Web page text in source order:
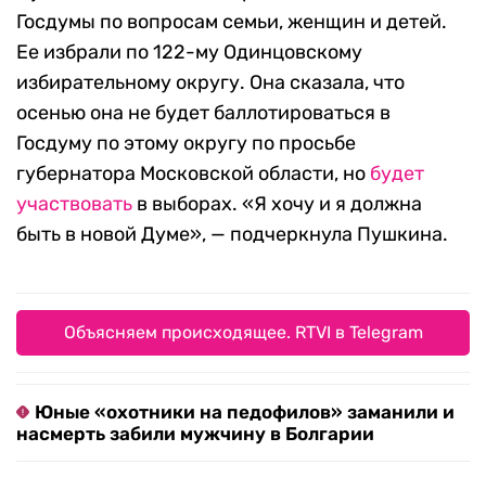
Госдумы по вопросам семьи, женщин и детей.
Ее избрали по 122-му Одинцовскому
избирательному округу. Она сказала, что
осенью она не будет баллотироваться в
Госдуму по этому округу по просьбе
губернатора Московской области, но будет
участвовать в выборах. «Я хочу и я должна
быть в новой Думе», — подчеркнула Пушкина.
Объясняем происходящее. RTVI в Telegram
Юные «охотники на педофилов» заманили и
насмерть забили мужчину в Болгарии